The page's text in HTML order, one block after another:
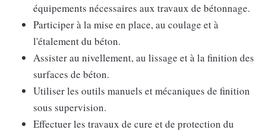
équipements nécessaires aux travaux de bétonnage.
Participer à la mise en place, au coulage et à
l'étalement du béton.
Assister au nivellement, au lissage et à la finition des
surfaces de béton.
Utiliser les outils manuels et mécaniques de finition
sous supervision.
Effectuer les travaux de cure et de protection du